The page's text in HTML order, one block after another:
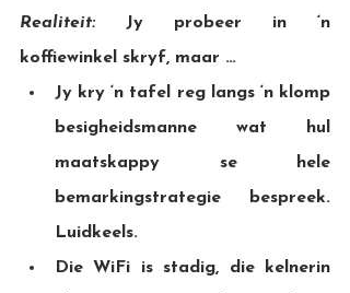
Realiteit: Jy probeer in ‘n
koffiewinkel skryf, maar …
Jy kry ‘n tafel reg langs ‘n klomp
besigheidsmanne wat hul
maatskappy se hele
bemarkingstrategie bespreek.
Luidkeels.
Die WiFi is stadig, die kelnerin